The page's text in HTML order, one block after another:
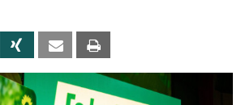
Linkedin Xing Email